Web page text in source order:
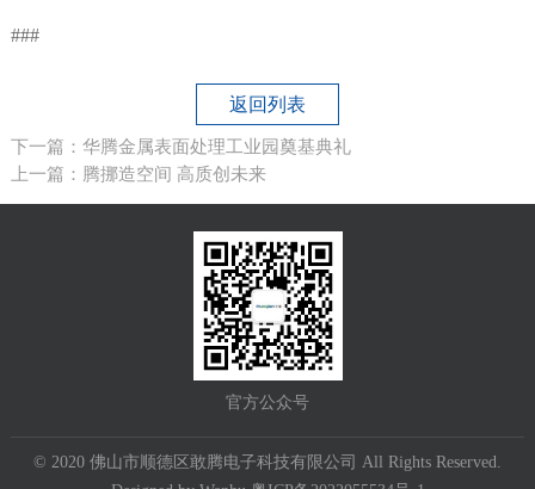
###
返回列表
下一篇：华腾金属表面处理工业园奠基典礼
上一篇：腾挪造空间 高质创未来
官方公众号
© 2020 佛山市顺德区敢腾电子科技有限公司 All Rights Reserved.